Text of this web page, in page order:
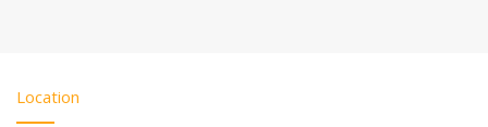
Location